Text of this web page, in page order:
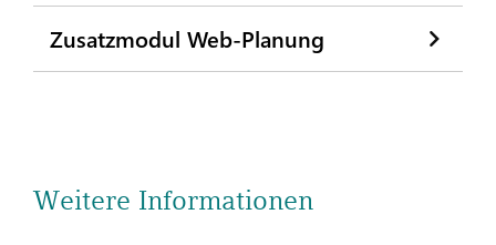
Zusatzmodul Web-Planung
Weitere Informationen